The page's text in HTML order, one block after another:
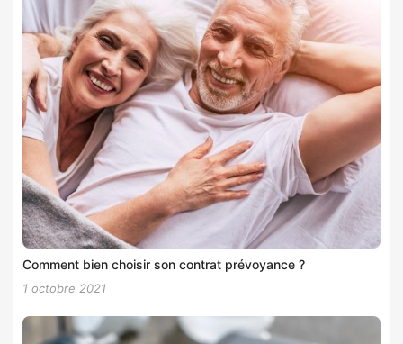
Comment bien choisir son contrat prévoyance ?
1 octobre 2021